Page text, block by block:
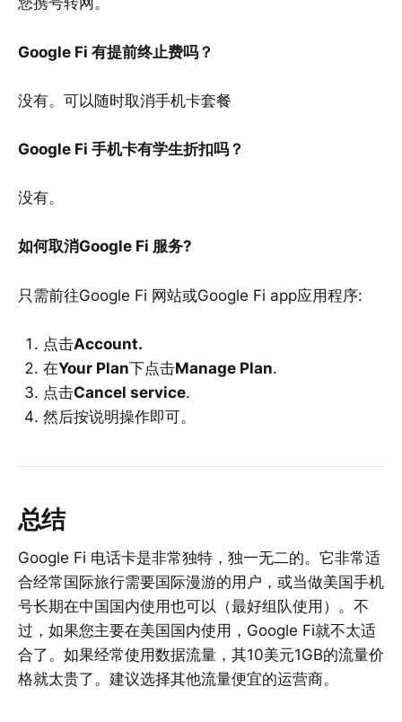
Google Fi 有提前终止费吗？
没有。可以随时取消手机卡套餐
Google Fi 手机卡有学生折扣吗？
没有。
如何取消Google Fi 服务?
只需前往Google Fi 网站或Google Fi app应用程序:
点击Account.
在Your Plan下点击Manage Plan.
点击Cancel service.
然后按说明操作即可。
总结
Google Fi 电话卡是非常独特，独一无二的。它非常适
合经常国际旅行需要国际漫游的用户，或当做美国手机
号长期在中国国内使用也可以（最好组队使用）。不
过，如果您主要在美国国内使用，Google Fi就不太适
合了。如果经常使用数据流量，其10美元1GB的流量价
格就太贵了。建议选择其他流量便宜的运营商。